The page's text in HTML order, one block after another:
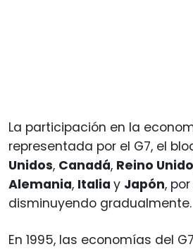
La participación en la
representada por el G7, el
Unidos, Canadá, Reino Unido
Alemania, Italia y Japón,
disminuyendo gradualmente.
En 1995, las economías del